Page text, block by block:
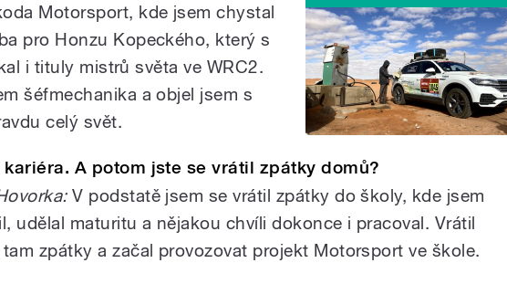
Motorsport, kde jsem chystal
pro Honzu Kopeckého, který s
i tituly mistrů světa ve WRC2.
šéfmechanika a objel jsem s
celý svět.
kariéra. A potom jste se vrátil zpátky domů?
V podstatě jsem se vrátil zpátky do školy, kde jsem
udělal maturitu a nějakou chvíli dokonce i pracoval. Vrátil
tam zpátky a začal provozovat projekt Motorsport ve škole.